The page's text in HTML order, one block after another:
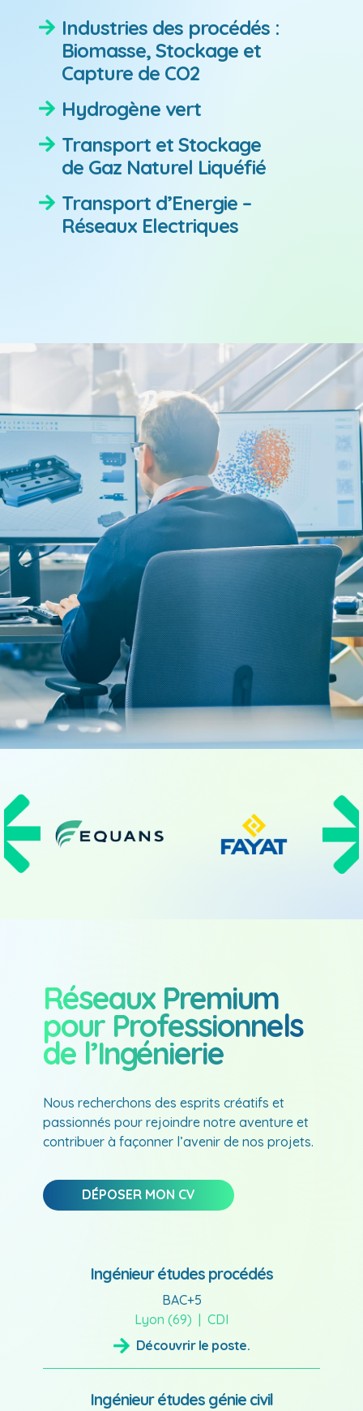
Industries des procédés :
Biomasse, Stockage et
Capture de CO2
Hydrogène vert
Transport et Stockage
de Gaz Naturel Liquéfié
Transport d’Energie –
Réseaux Electriques
Réseaux Premium
pour Professionnels
de l’Ingénierie
Nous recherchons des esprits créatifs et
passionnés pour rejoindre notre aventure et
contribuer à façonner l’avenir de nos projets.
DÉPOSER MON CV
Ingénieur études procédés
BAC+5
Lyon (69)
CDI
Découvrir le poste.
Ingénieur études génie civil